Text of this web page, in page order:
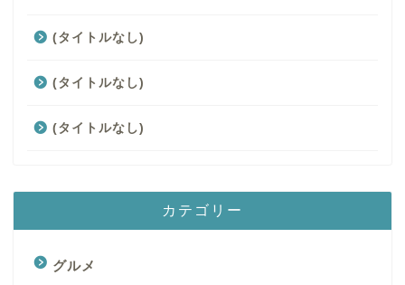
(タイトルなし)
(タイトルなし)
(タイトルなし)
カテゴリー
グルメ